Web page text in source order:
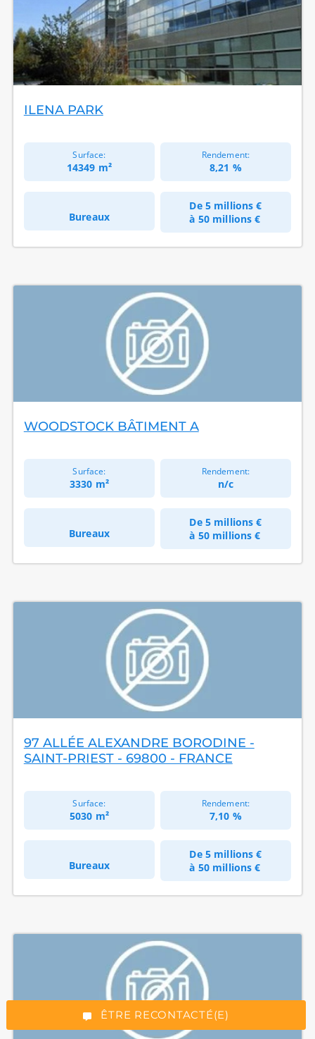
“Excellent”, 165 avis
ÊTRE RECONTACTÉ(E)
ILENA PARK
Surface:
14349 m²
Rendement:
8,21 %
Bureaux
De 5 millions €
à 50 millions €
WOODSTOCK BÂTIMENT A
Surface:
3330 m²
Rendement:
n/c
Bureaux
De 5 millions €
à 50 millions €
97 ALLÉE ALEXANDRE BORODINE -
SAINT-PRIEST - 69800 - FRANCE
Surface:
5030 m²
Rendement:
7,10 %
Bureaux
De 5 millions €
à 50 millions €